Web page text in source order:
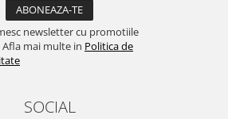
newsletter cu promotiile
mai multe in Politica de
SOCIAL